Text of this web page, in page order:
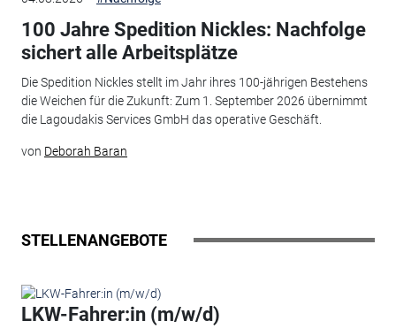
100 Jahre Spedition Nickles: Nachfolge
sichert alle Arbeitsplätze
Die Spedition Nickles stellt im Jahr ihres 100-jährigen Bestehens
die Weichen für die Zukunft: Zum 1. September 2026 übernimmt
die Lagoudakis Services GmbH das operative Geschäft.
von Deborah Baran
STELLENANGEBOTE
LKW-Fahrer:in (m/w/d)